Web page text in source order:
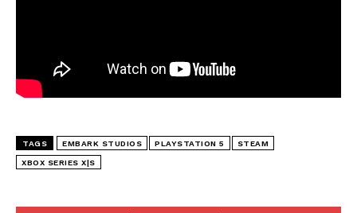
TAGS EMBARK STUDIOS PLAYSTATION 5 STEAM
XBOX SERIES X|S